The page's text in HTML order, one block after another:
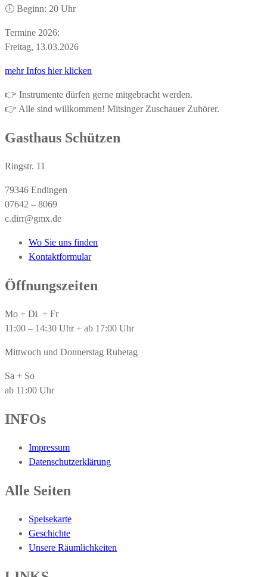
🕕 Beginn: 20 Uhr
Termine 2026:
Freitag, 13.03.2026
mehr Infos hier klicken
👉 Instrumente dürfen gerne mitgebracht werden.
👉 Alle sind willkommen! Mitsinger Zuschauer Zuhörer.
Gasthaus Schützen
Ringstr. 11
79346 Endingen
07642 – 8069
c.dirr@gmx.de
Wo Sie uns finden
Kontaktformular
Öffnungszeiten
Mo + Di + Fr
11:00 – 14:30 Uhr + ab 17:00 Uhr
Mittwoch und Donnerstag Ruhetag
Sa + So
ab 11:00 Uhr
INFOs
Impressum
Datenschutzerklärung
Alle Seiten
Speisekarte
Geschichte
Unsere Räumlichkeiten